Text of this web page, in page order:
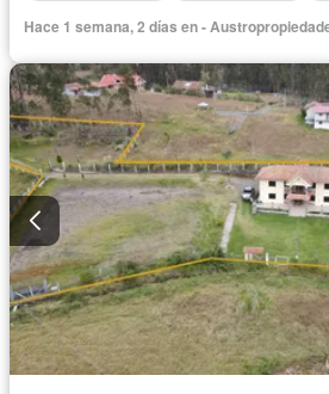
Hace 1 semana, 2 días en -